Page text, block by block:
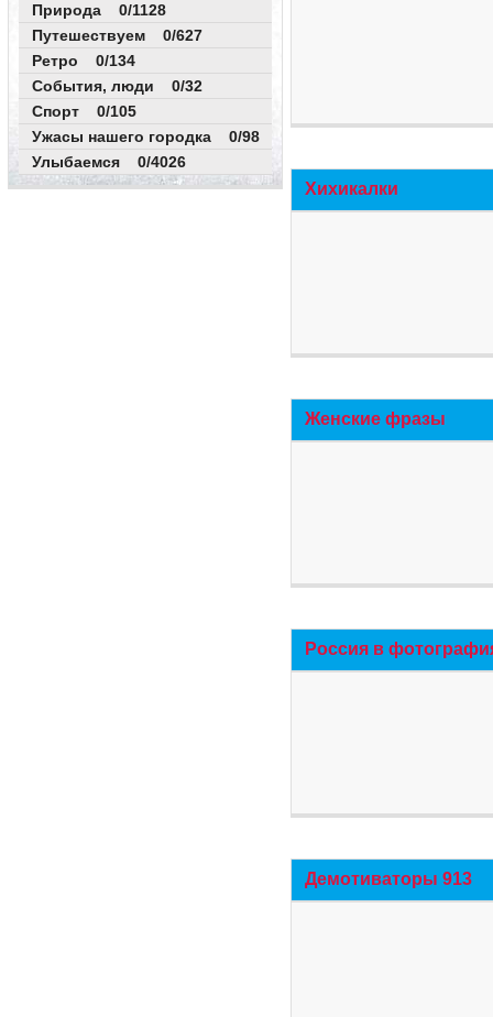
Природа 0/1128
Путешествуем 0/627
Ретро 0/134
События, люди 0/32
Спорт 0/105
Ужасы нашего городка 0/98
Улыбаемся 0/4026
Хихикалки
Женские фразы
Россия в
Демотиваторы 913